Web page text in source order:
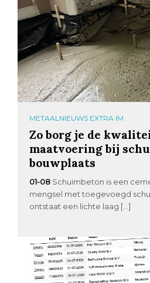
METAALNIEUWS EXTRA IM
Zo borg je de
maatvoering bij
bouwplaats
01-08 Schuimbeton is een
mengsel met toegevoegd
ontstaat een lichte laag […]